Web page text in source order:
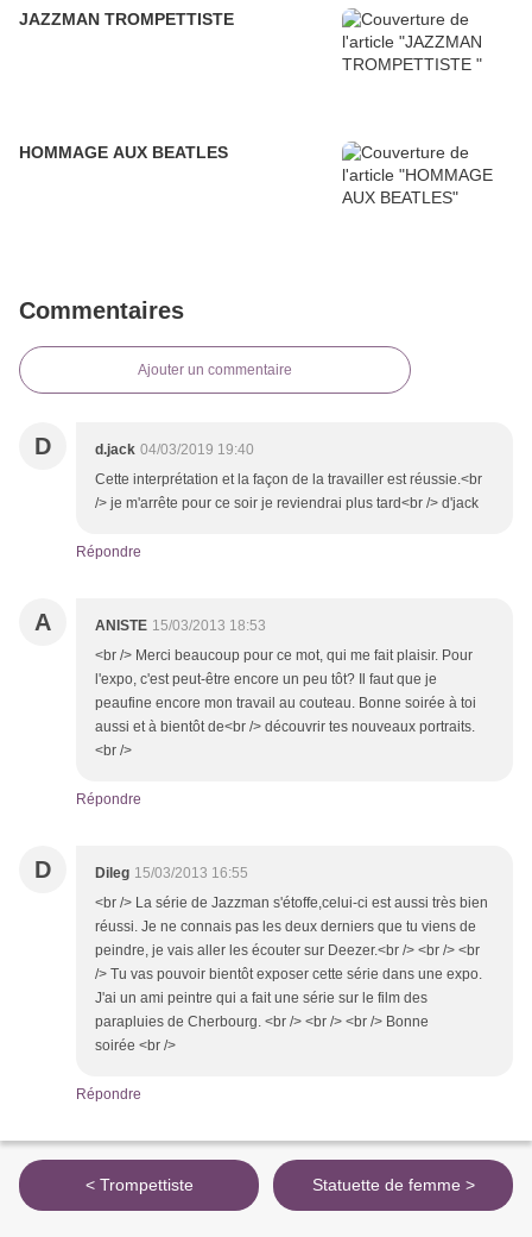
JAZZMAN TROMPETTISTE
HOMMAGE AUX BEATLES
Commentaires
Ajouter un commentaire
D d.jack 04/03/2019 19:40
Cette interprétation et la façon de la travailler est réussie.<br
/> je m'arrête pour ce soir je reviendrai plus tard<br /> d'jack
Répondre
A ANISTE 15/03/2013 18:53
<br /> Merci beaucoup pour ce mot, qui me fait plaisir. Pour
l'expo, c'est peut-être encore un peu tôt? Il faut que je
peaufine encore mon travail au couteau. Bonne soirée à toi
aussi et à bientôt de<br /> découvrir tes nouveaux portraits.
<br />
Répondre
D Dileg 15/03/2013 16:55
<br /> La série de Jazzman s'étoffe,celui-ci est aussi très bien
réussi. Je ne connais pas les deux derniers que tu viens de
peindre, je vais aller les écouter sur Deezer.<br /> <br /> <br
/> Tu vas pouvoir bientôt exposer cette série dans une expo.
J'ai un ami peintre qui a fait une série sur le film des
parapluies de Cherbourg. <br /> <br /> <br /> Bonne
soirée <br />
Répondre
< Trompettiste Statuette de femme >